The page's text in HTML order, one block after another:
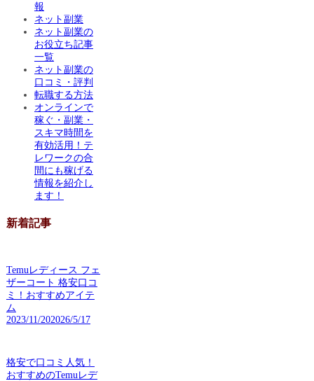
報
ネット副業
ネット副業の
お役立ち記事
一覧
ネット副業の
口コミ・評判
転職する方法
オンラインで
稼ぐ・副業・
スキマ時間を
有効活用！テ
レワークの合
間にも稼げる
情報を紹介し
ます！
新着記事
Temuレディース フェ
ザーコート 格安口コ
ミ！おすすめアイテ
ム
2023/11/202026/5/17
格安で口コミ人気！
おすすめのTemuレデ